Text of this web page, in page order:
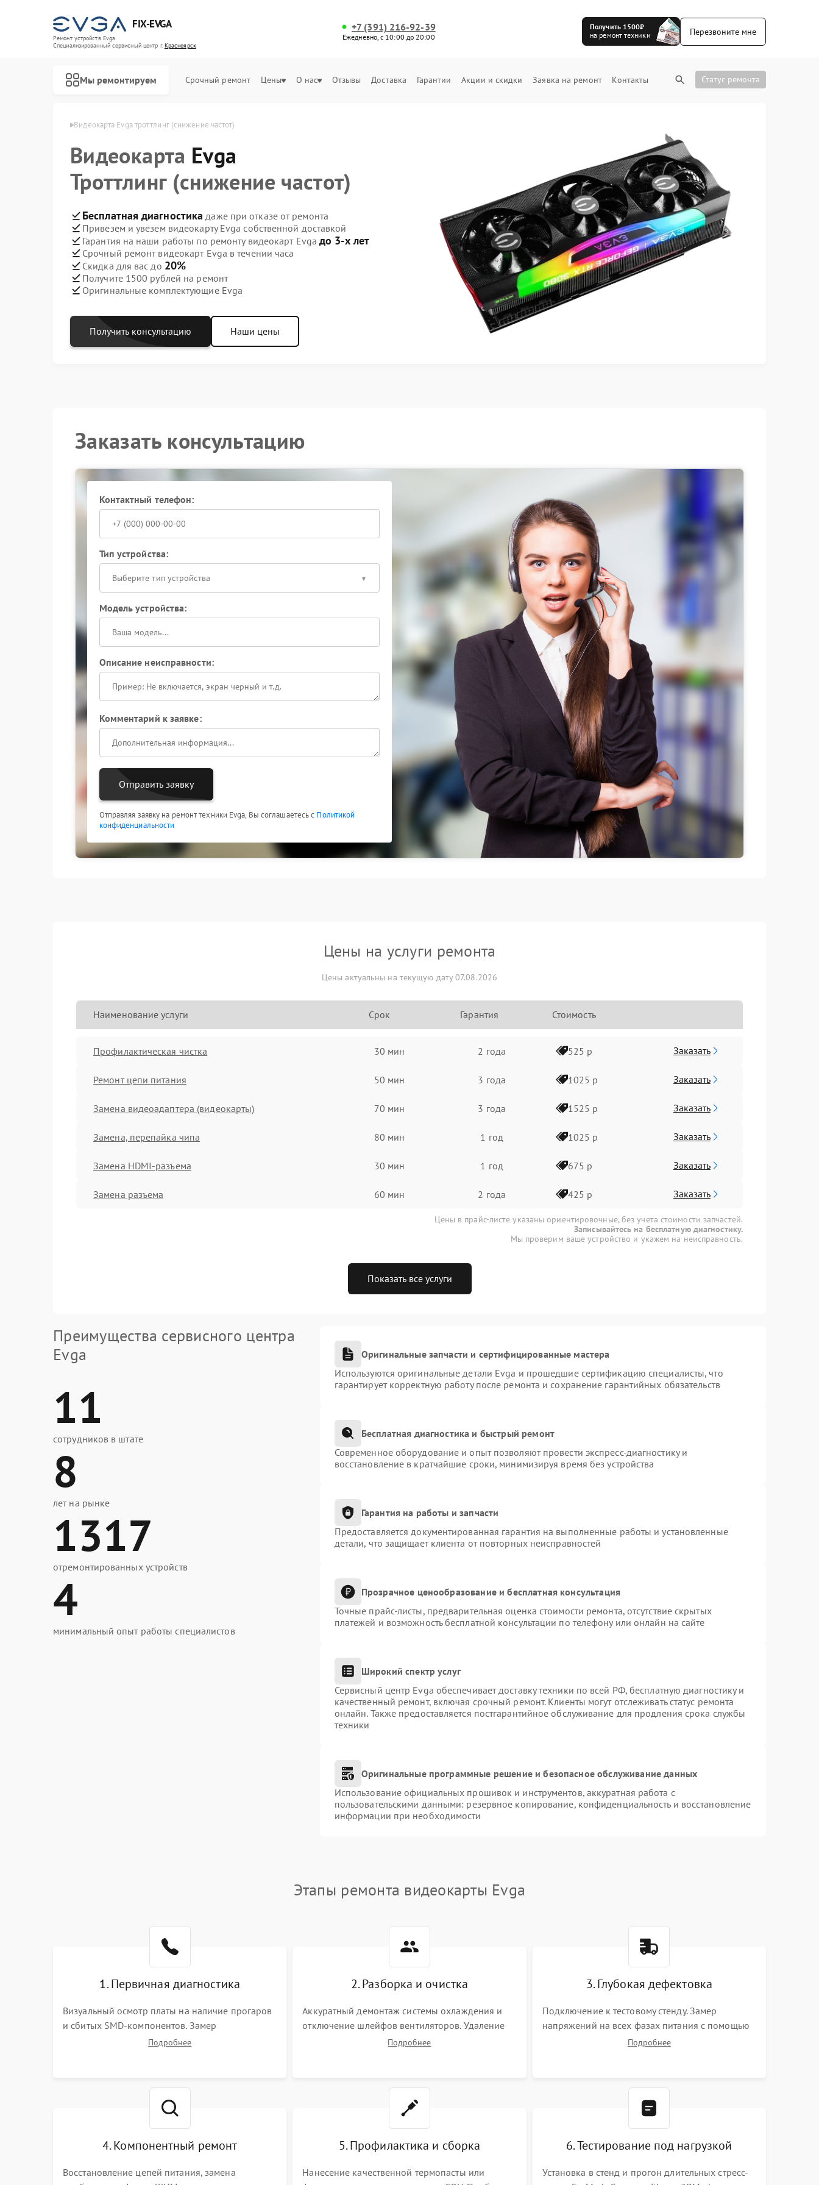
FIX-EVGA
Ремонт устройств Evga
Специализированный cервисный центр г.Красноярск
+7 (391) 216-92-39
Ежедневно, с 10:00 до 20:00
Получить 1500₽
на ремонт техники
Перезвоните мне
Мы ремонтируем Срочный ремонт Цены О нас Отзывы Доставка Гарантии Акции и скидки Заявка на ремонт Контакты Статус ремонта
в Красноярске Видеокарта Evga троттлинг (снижение частот)
Видеокарта Evga
Троттлинг (снижение частот)
Бесплатная диагностика даже при отказе от ремонта
Привезем и увезем видеокарту Evga собственной доставкой
Гарантия на наши работы по ремонту видеокарт Evga до 3-х лет
Срочный ремонт видеокарт Evga в течении часа
Скидка для вас до 20%
Получите 1500 рублей на ремонт
Оригинальные комплектующие Evga
Получить консультацию Наши цены
Заказать консультацию
Контактный телефон:
Тип устройства:
Выберите тип устройства
Модель устройства:
Описание неисправности:
Комментарий к заявке:
Отправить заявку
Отправляя заявку на ремонт техники Evga, Вы соглашаетесь с Политикой
конфиденциальности
Цены на услуги ремонта
Цены актуальны на текущую дату 07.08.2026
Наименование услуги Срок Гарантия Стоимость
Профилактическая чистка 30 мин 2 года 525 р Заказать
Ремонт цепи питания 50 мин 3 года 1025 р Заказать
Замена видеоадаптера (видеокарты) 70 мин 3 года 1525 р Заказать
Замена, перепайка чипа 80 мин 1 год 1025 р Заказать
Замена HDMI-разъема 30 мин 1 год 675 р Заказать
Замена разъема 60 мин 2 года 425 р Заказать
Цены в прайс-листе указаны ориентировочные, без учета стоимости запчастей.
Записывайтесь на бесплатную диагностику.
Мы проверим ваше устройство и укажем на неисправность.
Показать все услуги
Преимущества сервисного центра
Evga
11
сотрудников в штате
8
лет на рынке
1317
отремонтированных устройств
4
минимальный опыт работы специалистов
Оригинальные запчасти и сертифицированные мастера
Используются оригинальные детали Evga и прошедшие сертификацию специалисты, что
гарантирует корректную работу после ремонта и сохранение гарантийных обязательств
Бесплатная диагностика и быстрый ремонт
Современное оборудование и опыт позволяют провести экспресс-диагностику и
восстановление в кратчайшие сроки, минимизируя время без устройства
Гарантия на работы и запчасти
Предоставляется документированная гарантия на выполненные работы и установленные
детали, что защищает клиента от повторных неисправностей
Прозрачное ценообразование и бесплатная консультация
Точные прайс-листы, предварительная оценка стоимости ремонта, отсутствие скрытых
платежей и возможность бесплатной консультации по телефону или онлайн на сайте
Широкий спектр услуг
Сервисный центр Evga обеспечивает доставку техники по всей РФ, бесплатную диагностику и
качественный ремонт, включая срочный ремонт. Клиенты могут отслеживать статус ремонта
онлайн. Также предоставляется постгарантийное обслуживание для продления срока службы
техники
Оригинальные программные решение и безопасное обслуживание данных
Использование официальных прошивок и инструментов, аккуратная работа с
пользовательскими данными: резервное копирование, конфиденциальность и восстановление
информации при необходимости
Этапы ремонта видеокарты Evga
1. Первичная диагностика
Визуальный осмотр платы на наличие прогаров
и сбитых SMD-компонентов. Замер
сопротивлений на линиях питания PCI-E и
Подробнее
2. Разборка и очистка
Аккуратный демонтаж системы охлаждения и
отключение шлейфов вентиляторов. Удаление
старой термопасты с кристалла графического
Подробнее
3. Глубокая дефектовка
Подключение к тестовому стенду. Замер
напряжений на всех фазах питания с помощью
осциллографа. Проверка инициализации.
Подробнее
4. Компонентный ремонт
Восстановление цепей питания, замена
5. Профилактика и сборка
Нанесение качественной термопасты или
6. Тестирование под нагрузкой
Установка в стенд и прогон длительных стресс-